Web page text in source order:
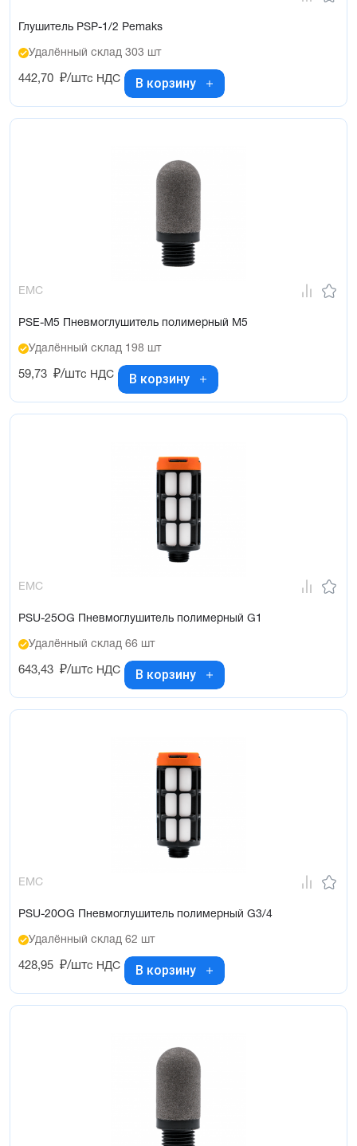
Глушитель PSP-1/2 Pemaks
Удалённый склад 303 шт
442,70 ₽/штс НДС В корзину
EMC
PSE-M5 Пневмоглушитель полимерный М5
Удалённый склад 198 шт
59,73 ₽/штс НДС В корзину
EMC
PSU-25OG Пневмоглушитель полимерный G1
Удалённый склад 66 шт
643,43 ₽/штс НДС В корзину
EMC
PSU-20OG Пневмоглушитель полимерный G3/4
Удалённый склад 62 шт
428,95 ₽/штс НДС В корзину